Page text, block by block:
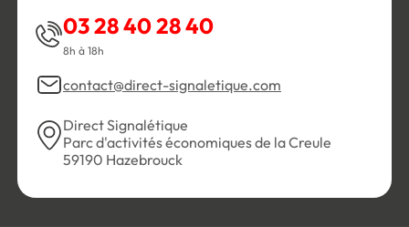
03 28 40 28 40
8h à 18h
contact@direct-signaletique.com
Direct Signalétique
Parc d'activités économiques de la Creule
59190 Hazebrouck